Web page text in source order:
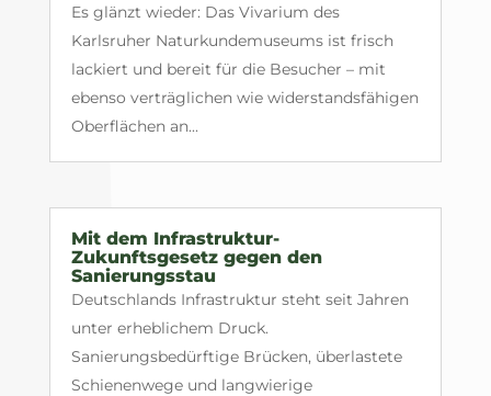
Es glänzt wieder: Das Vivarium des
Karlsruher Naturkundemuseums ist frisch
lackiert und bereit für die Besucher – mit
ebenso verträglichen wie widerstandsfähigen
Oberflächen an...
Mit dem Infrastruktur-
Zukunftsgesetz gegen den
Sanierungsstau
Deutschlands Infrastruktur steht seit Jahren
unter erheblichem Druck.
Sanierungsbedürftige Brücken, überlastete
Schienenwege und langwierige